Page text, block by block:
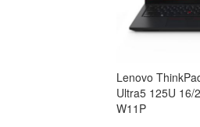
Lenovo
Ultra5 125U 16/
W11P